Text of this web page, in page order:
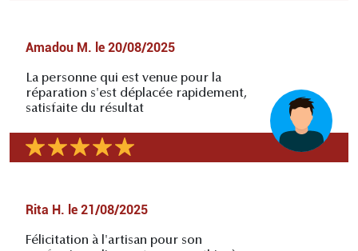
Amadou M. le 20/08/2025
La personne qui est venue pour la
réparation s'est déplacée rapidement,
satisfaite du résultat
Rita H. le 21/08/2025
Félicitation à l'artisan pour son